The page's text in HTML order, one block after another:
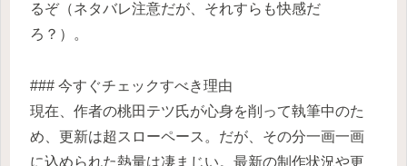
るぞ（ネタバレ注意だが、それすらも快感だ
ろ？）。
### 今すぐチェックすべき理由
現在、作者の桃田テツ氏が心身を削って執筆中のた
め、更新は超スローペース。だが、その分一画一画
に込められた熱量は凄まじい。最新の制作状況や更